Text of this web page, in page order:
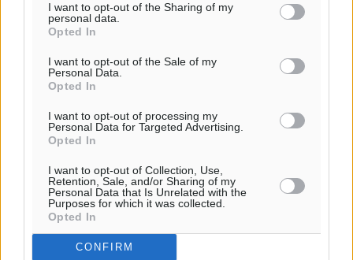
I want to opt-out of the Sharing of my
personal data.
Opted In
I want to opt-out of the Sale of my
Personal Data.
Opted In
I want to opt-out of processing my
Personal Data for Targeted Advertising.
Opted In
I want to opt-out of Collection, Use,
Retention, Sale, and/or Sharing of my
Personal Data that Is Unrelated with the
Purposes for which it was collected.
Opted In
CONFIRM
Οι αλλαγές στους κανόνες του
ποδοσφαίρου 2019-2020
Οι κανόνες του παιχνιδιού ενόψει της σεζόν 2019-2020
τέθηκαν σε ισχύ από την 1η Ιουνίου 2019. Ένας αριθμός
αλλαγών εγκρίθηκαν κατά την 133η Ετήσια Γενική
19.08.19, 17:09